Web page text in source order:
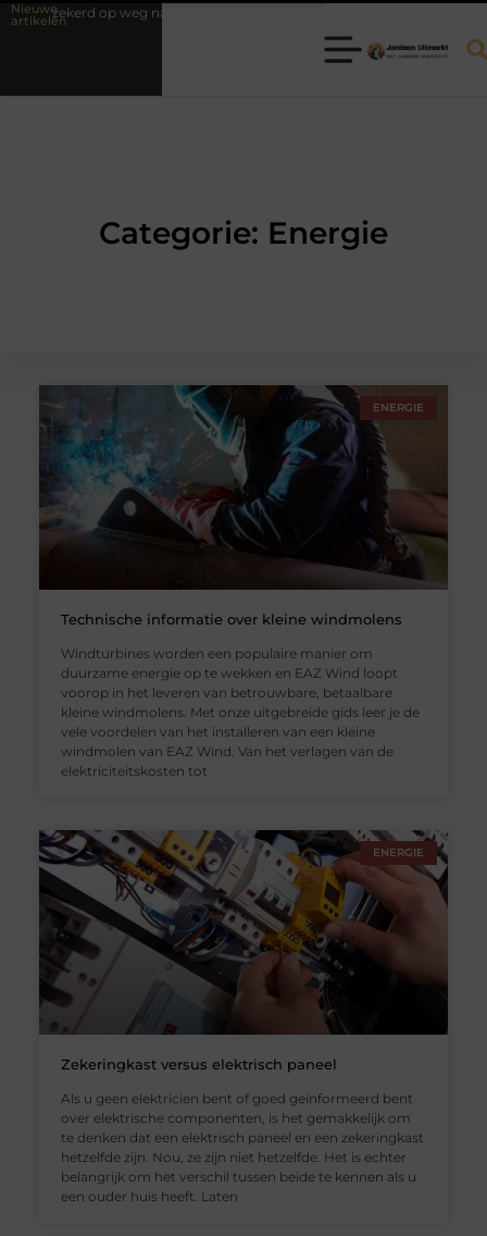
Nieuwe
artikelenop weg naar je theorie-examen
Categorie: Energie
ENERGIE
Technische informatie over kleine windmolens
Windturbines worden een populaire manier om
duurzame energie op te wekken en EAZ Wind loopt
voorop in het leveren van betrouwbare, betaalbare
kleine windmolens. Met onze uitgebreide gids leer je de
vele voordelen van het installeren van een kleine
windmolen van EAZ Wind. Van het verlagen van de
elektriciteitskosten tot
ENERGIE
Zekeringkast versus elektrisch paneel
Als u geen elektricien bent of goed geïnformeerd bent
over elektrische componenten, is het gemakkelijk om
te denken dat een elektrisch paneel en een zekeringkast
hetzelfde zijn. Nou, ze zijn niet hetzelfde. Het is echter
belangrijk om het verschil tussen beide te kennen als u
een ouder huis heeft. Laten